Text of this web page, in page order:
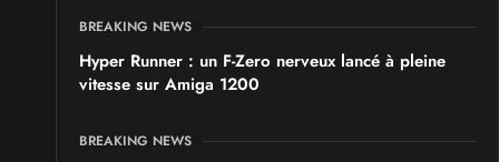
BREAKING NEWS
Hyper Runner : un F-Zero nerveux lancé à pleine
vitesse sur Amiga 1200
BREAKING NEWS